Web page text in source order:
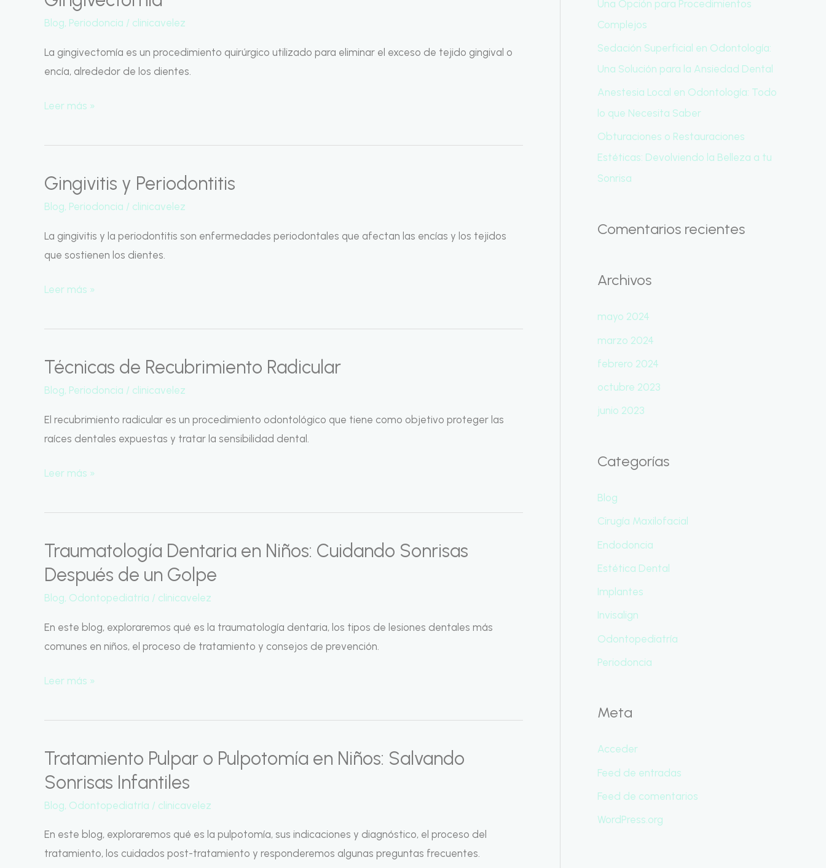
Blog, Periodoncia / clinicavelez
La gingivectomía es un procedimiento quirúrgico utilizado para eliminar el exceso de tejido gingival o
encía, alrededor de los dientes.
Leer más »
Gingivitis y Periodontitis
Blog, Periodoncia / clinicavelez
La gingivitis y la periodontitis son enfermedades periodontales que afectan las encías y los tejidos
que sostienen los dientes.
Gingivitis
Leer más »
Técnicas de Recubrimiento Radicular
Blog, Periodoncia / clinicavelez
El recubrimiento radicular es un procedimiento odontológico que tiene como objetivo proteger las
raíces dentales expuestas y tratar la sensibilidad dental.
Técnicas
de
Radicular
Leer más »
Traumatología Dentaria en Niños: Cuidando Sonrisas
Después de un Golpe
Blog, Odontopediatría / clinicavelez
En este blog, exploraremos qué es la traumatología dentaria, los tipos de lesiones dentales más
comunes en niños, el proceso de tratamiento y consejos de prevención.
Traumatología
Dentaria
Niños:
Cuidando
Sonrisas
de
Golpe
Leer más »
Tratamiento Pulpar o Pulpotomía en Niños: Salvando
Sonrisas Infantiles
Blog, Odontopediatría / clinicavelez
En este blog, exploraremos qué es la pulpotomía, sus indicaciones y diagnóstico, el proceso del
tratamiento, los cuidados post-tratamiento y responderemos algunas preguntas frecuentes.
Tratamiento
Pulpar
Pulpotomía
en
Niños:
r
Una Opción para Procedimientos
Complejos
Sedación Superficial en Odontología:
Una Solución para la Ansiedad Dental
Anestesia Local en Odontología: Todo
lo que Necesita Saber
Obturaciones o Restauraciones
Estéticas: Devolviendo la Belleza a tu
Sonrisa
Comentarios recientes
Archivos
mayo 2024
marzo 2024
febrero 2024
octubre 2023
junio 2023
Categorías
Blog
Cirugía Maxilofacial
Endodoncia
Estética Dental
Implantes
Invisalign
Odontopediatría
Periodoncia
Meta
Acceder
Feed de entradas
Feed de comentarios
WordPress.org